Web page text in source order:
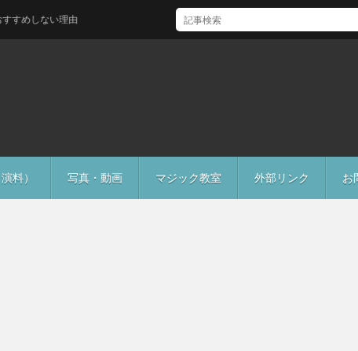
料） 写真・動画 マジック教室 外部リンク お
い理由